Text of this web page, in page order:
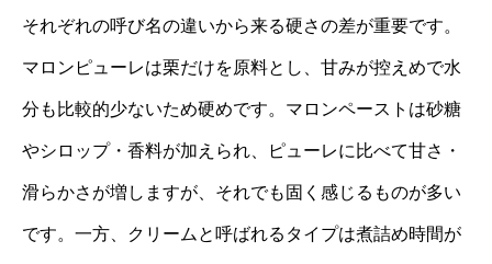
それぞれの呼び名の違いから来る硬さの差が重要です。
マロンピューレは栗だけを原料とし、甘みが控えめで水
分も比較的少ないため硬めです。マロンペーストは砂糖
やシロップ・香料が加えられ、ピューレに比べて甘さ・
滑らかさが増しますが、それでも固く感じるものが多い
です。一方、クリームと呼ばれるタイプは煮詰め時間が